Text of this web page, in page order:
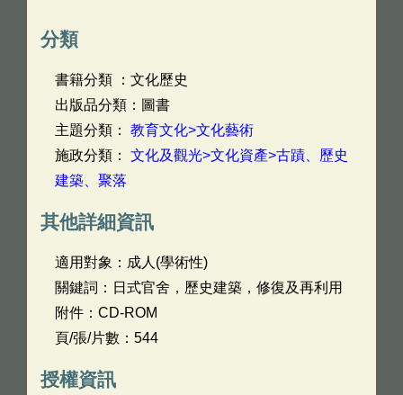
分類
書籍分類 ：文化歷史
出版品分類：圖書
主題分類： 教育文化>文化藝術
施政分類： 文化及觀光>文化資產>古蹟、歷史
建築、聚落
其他詳細資訊
適用對象：成人(學術性)
關鍵詞：日式官舍，歷史建築，修復及再利用
附件：CD-ROM
頁/張/片數：544
授權資訊